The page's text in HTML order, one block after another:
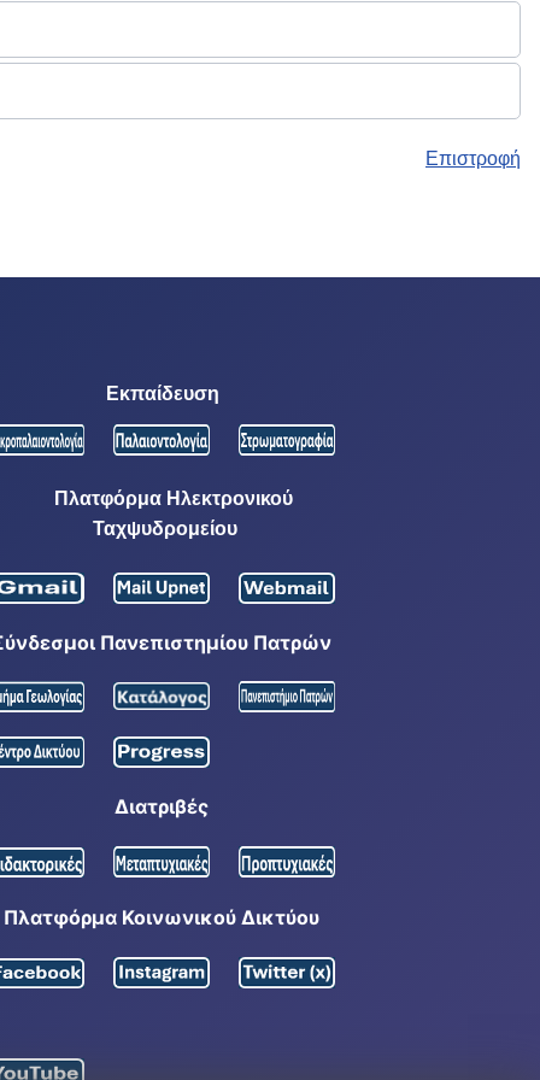
Επιστροφή
Εκπαίδευση
Πλατφόρμα Ηλεκτρονικού
Ταχψυδρομείου
Πανεπιστημίου Πατρών
Διατριβές
Πλατφόρμα Κοινωνικού Δικτύου